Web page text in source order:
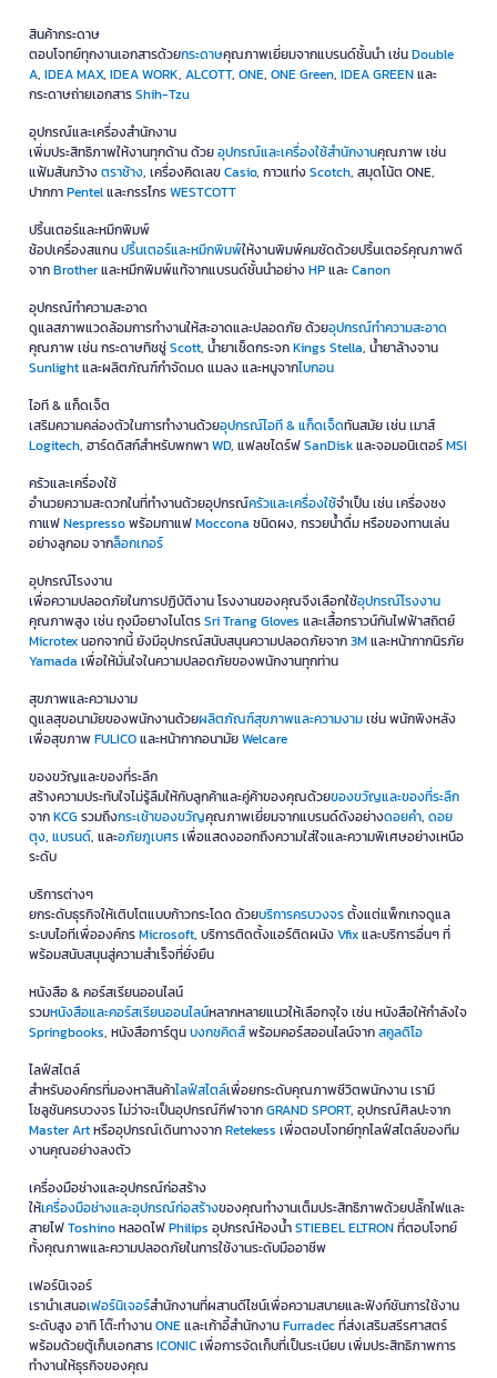
สินค้ากระดาษ
ตอบโจทย์ทุกงานเอกสารด้วยกระดาษคุณภาพเยี่ยมจากแบรนด์ชั้นนำ เช่นDouble
A, IDEA MAX, IDEA WORK, ALCOTT, ONE, ONE Green, IDEA GREENและ
กระดาษถ่ายเอกสารShih-Tzu
อุปกรณ์และเครื่องสำนักงาน
เพิ่มประสิทธิภาพให้งานทุกด้าน ด้วยอุปกรณ์และเครื่องใช้สำนักงานคุณภาพ เช่น
แฟ้มสันกว้างตราช้าง, เครื่องคิดเลขCasio, กาวแท่งScotch, สมุดโน้ต ONE,
ปากกาPentelและกรรไกรWESTCOTT
ปริ้นเตอร์และหมึกพิมพ์
ช้อปเครื่องสแกนปริ้นเตอร์และหมึกพิมพ์ให้งานพิมพ์คมชัดด้วยปริ้นเตอร์คุณภาพดี
จากBrotherและหมึกพิมพ์แท้จากแบรนด์ชั้นนำอย่างHPและCanon
อุปกรณ์ทำความสะอาด
ดูแลสภาพแวดล้อมการทำงานให้สะอาดและปลอดภัย ด้วยอุปกรณ์ทำความสะอาด
คุณภาพ เช่น กระดาษทิชชู่Scott, น้ำยาเช็ดกระจกKings Stella, น้ำยาล้างจาน
Sunlightและผลิตภัณฑ์กำจัดมด แมลง และหนูจากไบกอน
ไอที & แก็ดเจ็ต
เสริมความคล่องตัวในการทำงานด้วยอุปกรณ์ไอที & แก็ดเจ็ดทันสมัย เช่น เมาส์
Logitech, ฮาร์ดดิสก์สำหรับพกพาWD, แฟลชไดร์ฟSanDiskและจอมอนิเตอร์MSI
ครัวและเครื่องใช้
อำนวยความสะดวกในที่ทำงานด้วยอุปกรณ์ครัวและเครื่องใช้จำเป็น เช่น เครื่องชง
กาแฟNespressoพร้อมกาแฟMoccona ชนิดผง, กรวยน้ำดื่ม หรือของทานเล่น
อย่างลูกอม จากล็อกเกอร์
อุปกรณ์โรงงาน
เพื่อความปลอดภัยในการปฏิบัติงาน โรงงานของคุณจึงเลือกใช้อุปกรณ์โรงงาน
คุณภาพสูง เช่น ถุงมือยางไนโตรSri Trang Gloves และเสื้อกราวน์กันไฟฟ้าสถิตย์
Microtexนอกจากนี้ ยังมีอุปกรณ์สนับสนุนความปลอดภัยจาก3Mและหน้ากากนิรภัย
Yamada เพื่อให้มั่นใจในความปลอดภัยของพนักงานทุกท่าน
สุขภาพและความงาม
ดูแลสุขอนามัยของพนักงานด้วยผลิตภัณฑ์สุขภาพและความงามเช่น พนักพิงหลัง
เพื่อสุขภาพFULICOและหน้ากากอนามัยWelcare
ของขวัญและของที่ระลึก
สร้างความประทับใจไม่รู้ลืมให้กับลูกค้าและคู่ค้าของคุณด้วยของขวัญและของที่ระลึก
จากKCGรวมถึงกระเช้าของขวัญคุณภาพเยี่ยมจากแบรนด์ดังอย่างดอยคำ, ดอย
ตุง, แบรนด์, และอภัยภูเบศรเพื่อแสดงออกถึงความใส่ใจและความพิเศษอย่างเหนือ
ระดับ
บริการต่างๆ
ยกระดับธุรกิจให้เติบโตแบบก้าวกระโดด ด้วยบริการครบวงจรตั้งแต่แพ็กเกจดูแล
ระบบไอทีเพื่อองค์กรMicrosoft, บริการติดตั้งแอร์ติดผนังVfixและบริการอื่นๆ ที่
พร้อมสนับสนุนสู่ความสำเร็จที่ยั่งยืน
หนังสือ & คอร์สเรียนออนไลน์
รวมหนังสือและคอร์สเรียนออนไลน์หลากหลายแนวให้เลือกจุใจ เช่น หนังสือให้กำลังใจ
Springbooks, หนังสือการ์ตูนบงกชคิดส์พร้อมคอร์สออนไลน์จากสคูลดิโอ
ไลฟ์สไตล์
สำหรับองค์กรที่มองหาสินค้าไลฟ์สไตล์เพื่อยกระดับคุณภาพชีวิตพนักงาน เรามี
โซลูชันครบวงจร ไม่ว่าจะเป็นอุปกรณ์กีฬาจากGRAND SPORT, อุปกรณ์ศิลปะจาก
Master Artหรืออุปกรณ์เดินทางจากRetekess เพื่อตอบโจทย์ทุกไลฟ์สไตล์ของทีม
งานคุณอย่างลงตัว
เครื่องมือช่างและอุปกรณ์ก่อสร้าง
ให้เครื่องมือช่างและอุปกรณ์ก่อสร้างของคุณทำงานเต็มประสิทธิภาพด้วยปลั๊กไฟและ
สายไฟToshinoหลอดไฟPhilips อุปกรณ์ห้องน้ำSTIEBEL ELTRONที่ตอบโจทย์
ทั้งคุณภาพและความปลอดภัยในการใช้งานระดับมืออาชีพ
เฟอร์นิเจอร์
เรานำเสนอเฟอร์นิเจอร์สำนักงานที่ผสานดีไซน์เพื่อความสบายและฟังก์ชันการใช้งาน
ระดับสูง อาทิ โต๊ะทำงานONEและเก้าอี้สำนักงานFurradecที่ส่งเสริมสรีรศาสตร์
พร้อมด้วยตู้เก็บเอกสารICONICเพื่อการจัดเก็บที่เป็นระเบียบ เพิ่มประสิทธิภาพการ
ทำงานให้ธุรกิจของคุณ